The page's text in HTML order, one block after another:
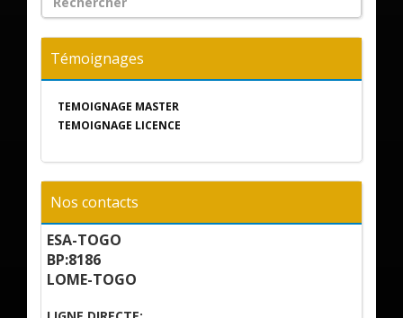
Témoignages
TEMOIGNAGE MASTER
TEMOIGNAGE LICENCE
Nos contacts
ESA-TOGO
BP:8186
LOME-TOGO